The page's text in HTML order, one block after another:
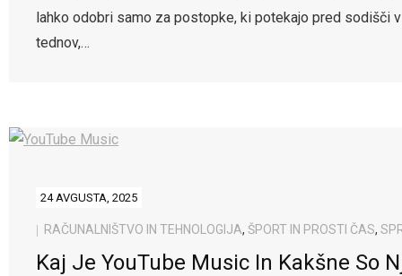
lahko odobri samo za postopke, ki potekajo pred sodišči
tednov,…
24 AVGUSTA, 2025
RAČUNALNIŠTVO IN TEHNOLOGIJA, ŠPORT IN PROSTI ČAS,
Kaj Je YouTube Music In Kakšne So